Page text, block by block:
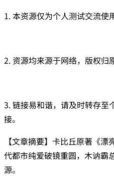
1. 本资源仅为个人测试交流使
2. 资源均来源于网络，版权归
3. 链接易和谐，请及时转存至
接。
【文章摘要】卡比丘原著《
代都市纯爱破镜重圆，木讷
源。